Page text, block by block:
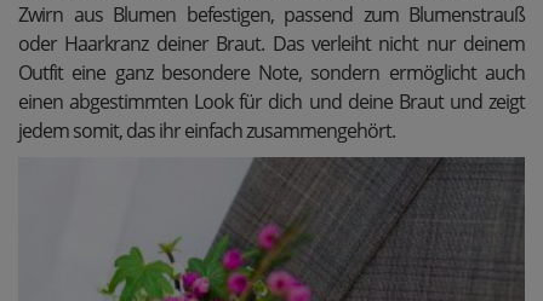
Zwirn aus Blumen befestigen, passend zum Blumenstrauß
oder Haarkranz deiner Braut. Das verleiht nicht nur deinem
Outfit eine ganz besondere Note, sondern ermöglicht auch
einen abgestimmten Look für dich und deine Braut und zeigt
jedem somit, das ihr einfach zusammengehört.